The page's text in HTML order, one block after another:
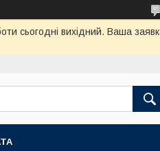
сьогодні вихідний. Ваша